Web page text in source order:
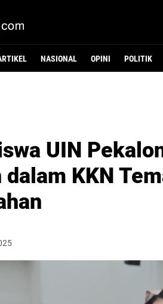
NASIONAL OPINI POLITIK
UIN
KKN